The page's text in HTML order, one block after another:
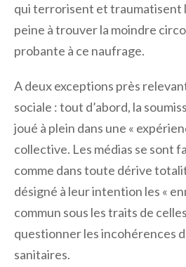
qui terrorisent et traumatisent
peine à trouver la moindre
probante à ce naufrage.
A deux exceptions près
sociale : tout d’abord, la
joué à plein dans une «
collective. Les médias se sont
comme dans toute dérive
désigné à leur intention les «
commun sous les traits de
questionner les incohérences
sanitaires.